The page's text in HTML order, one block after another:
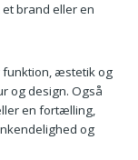
brand eller en
funktion, æstetik og
og design. Også
en fortælling,
og